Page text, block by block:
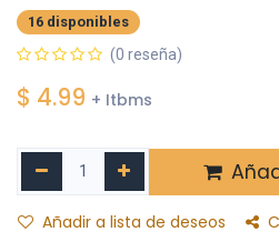
16 disponibles
(0 reseña)
$ 4.99 + Itbms
Añadir a lista de deseos